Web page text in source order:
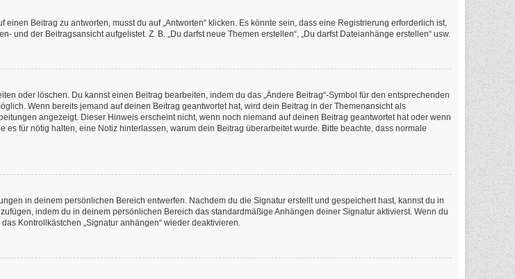
Beitrag zu antworten, musst du auf „Antworten“ klicken. Es könnte sein, dass eine Registrierung erforderlich ist,
der Beitragsansicht aufgelistet. Z. B. „Du darfst neue Themen erstellen“, „Du darfst Dateianhänge erstellen“ usw.
oder löschen. Du kannst einen Beitrag bearbeiten, indem du das „Ändere Beitrag“-Symbol für den entsprechenden
Wenn bereits jemand auf deinen Beitrag geantwortet hat, wird dein Beitrag in der Themenansicht als
angezeigt. Dieser Hinweis erscheint nicht, wenn noch niemand auf deinen Beitrag geantwortet hat oder wenn
für nötig halten, eine Notiz hinterlassen, warum dein Beitrag überarbeitet wurde. Bitte beachte, dass normale
in deinem persönlichen Bereich entwerfen. Nachdem du die Signatur erstellt und gespeichert hast, kannst du in
indem du in deinem persönlichen Bereich das standardmäßige Anhängen deiner Signatur aktivierst. Wenn du
Kontrollkästchen „Signatur anhängen“ wieder deaktivieren.